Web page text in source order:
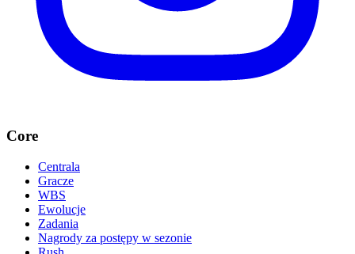
Core
Centrala
Gracze
WBS
Ewolucje
Zadania
Nagrody za postępy w sezonie